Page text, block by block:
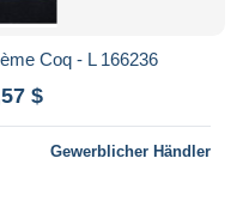
Coq - L 166236
$
Gewerblicher Händler